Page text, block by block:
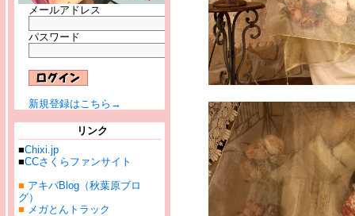
メールアドレス
パスワード
新規登録はこちら→
リンク
■Chixi.jp
■CCさくらファンサイト
■ アキバBlog（秋葉原ブロ
グ）
■ メガとんトラック